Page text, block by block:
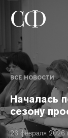
ВСЕ НОВОСТИ
Началась
сезону
26 февраля 2026